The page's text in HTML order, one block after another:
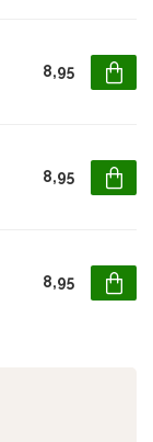
8,95
8,95
8,95